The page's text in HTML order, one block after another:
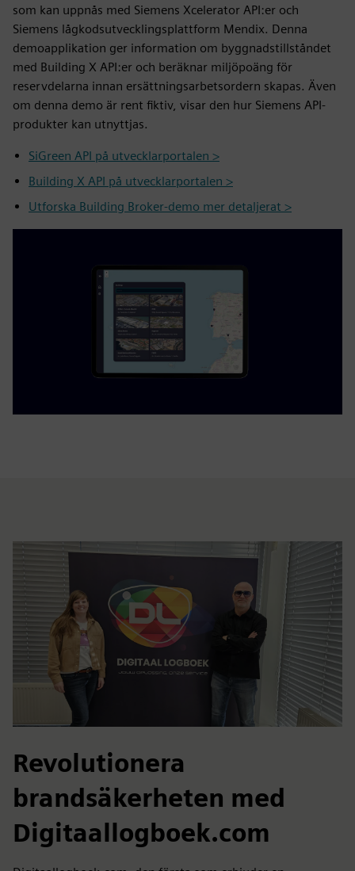
som kan uppnås med Siemens Xcelerator API:er och
Siemens lågkodsutvecklingsplattform Mendix. Denna
demoapplikation ger information om byggnadstillståndet
med Building X API:er och beräknar miljöpoäng för
reservdelarna innan ersättningsarbetsordern skapas. Även
om denna demo är rent fiktiv, visar den hur Siemens API-
produkter kan utnyttjas.
SiGreen API på utvecklarportalen >
Building X API på utvecklarportalen >
Utforska Building Broker-demo mer detaljerat >
Revolutionera
brandsäkerheten med
Digitaallogboek.com